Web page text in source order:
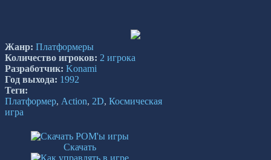
Жанр: Платформеры
Количество игроков: 2 игрока
Разработчик: Konami
Год выхода: 1992
Теги:
Платформер, Action, 2D, Космическая
игра
Скачать